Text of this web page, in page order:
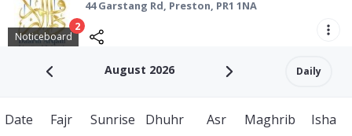
Noticeboard
2
44 Garstang Rd, Preston, PR1 1NA
August 2026 Daily
Date Fajr Sunrise Dhuhr Asr Maghrib Isha